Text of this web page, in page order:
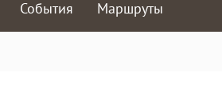
События Маршруты